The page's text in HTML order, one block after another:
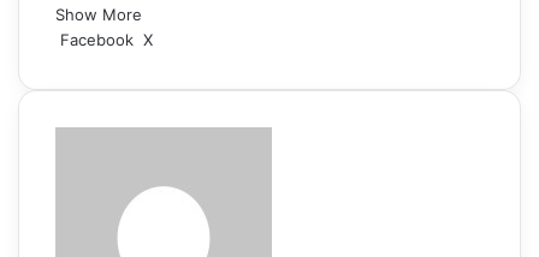
Show More
Facebook X
Email